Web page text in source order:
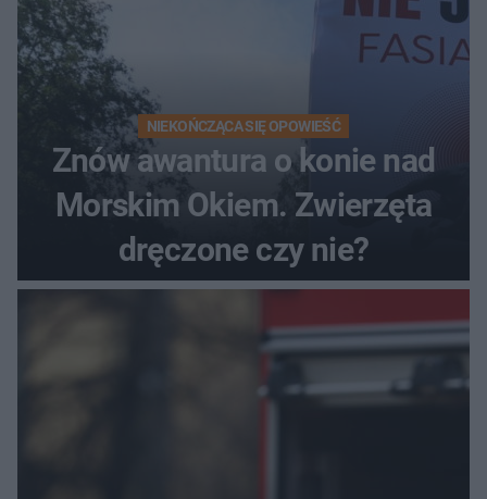
NIEKOŃCZĄCA SIĘ OPOWIEŚĆ
Znów awantura o konie nad
Morskim Okiem. Zwierzęta
dręczone czy nie?